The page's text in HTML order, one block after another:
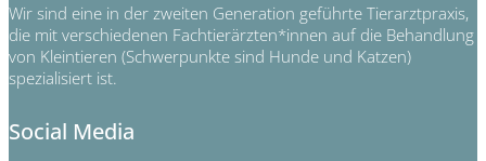
Wir sind eine in der zweiten Generation geführte Tierarztpraxis,
die mit verschiedenen Fachtierärzten*innen auf die Behandlung
von Kleintieren (Schwerpunkte sind Hunde und Katzen)
spezialisiert ist.
Social Media